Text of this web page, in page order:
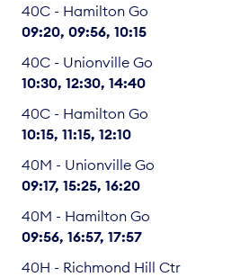
40C - Hamilton Go
09:20 09:56 10:15
40C - Unionville Go
10:30 12:30 14:40
40C - Hamilton Go
10:15 11:15 12:10
40M - Unionville Go
09:17 15:25 16:20
40M - Hamilton Go
09:56 16:57 17:57
40H - Richmond Hill Ctr